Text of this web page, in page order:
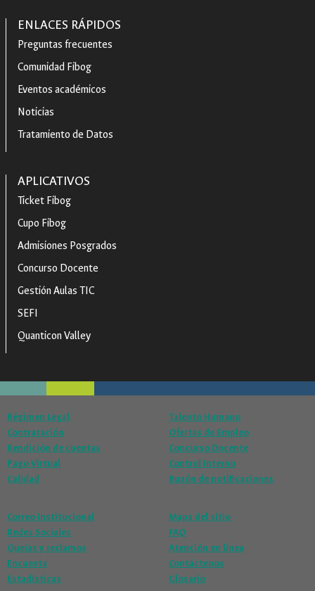
ENLACES RÁPIDOS
Preguntas frecuentes
Comunidad Fibog
Eventos académicos
Noticias
Tratamiento de Datos
APLICATIVOS
Ticket Fibog
Cupo Fibog
Admisiones Posgrados
Concurso Docente
Gestión Aulas TIC
SEFI
Quanticon Valley
Régimen Legal
Contratación
Rendición de cuentas
Pago Virtual
Calidad
Talento Humano
Ofertas de Empleo
Concurso Docente
Control Interno
Buzón de notificaciones
Correo institucional
Redes Sociales
Quejas y reclamos
Encuesta
Estadísticas
Mapa del sitio
FAQ
Atención en línea
Contáctenos
Glosario